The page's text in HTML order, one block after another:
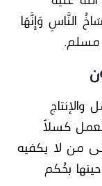
النَّاسِ وَإِنَّهَا
مسلم.
والإنتاج
كسلاً
من لا يكفيه
بحُكم